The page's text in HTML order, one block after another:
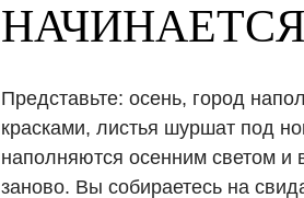
НАЧИНАЕТСЯ
Представьте: осень, город
красками, листья шуршат под
наполняются осенним светом и
заново. Вы собираетесь на